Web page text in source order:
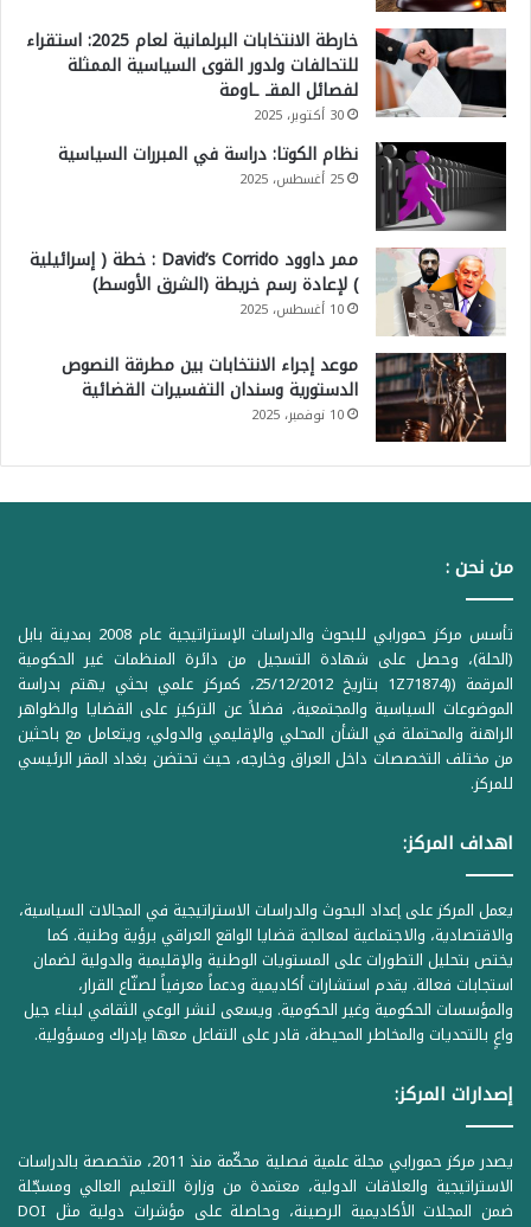
خارطة الانتخابات البرلمانية لعام 2025: استقراء
للتحالفات ولدور القوى السياسية الممثلة
لفصائل المقـ ـاومة
30 أكتوبر، 2025
نظام الكوتا: دراسة في المبررات السياسية
25 أغسطس، 2025
ممر داوود David’s Corrido : خطة ( إسرائيلية
) لإعادة رسم خريطة (الشرق الأوسط)
10 أغسطس، 2025
موعد إجراء الانتخابات بين مطرقة النصوص
الدستورية وسندان التفسيرات القضائية
10 نوفمبر، 2025
من نحن :
تأسس مركز حمورابي للبحوث والدراسات الإستراتيجية عام 2008 بمدينة بابل
(الحلة)، وحصل على شهادة التسجيل من دائرة المنظمات غير الحكومية
المرقمة ((1Z71874 بتاريخ 25/12/2012، كمركز علمي بحثي يهتم بدراسة
الموضوعات السياسية والمجتمعية، فضلاً عن التركيز على القضايا والظواهر
الراهنة والمحتملة في الشأن المحلي والإقليمي والدولي، ويتعامل مع باحثين
من مختلف التخصصات داخل العراق وخارجه، حيث تحتضن بغداد المقر الرئيسي
للمركز.
اهداف المركز:
يعمل المركز على إعداد البحوث والدراسات الاستراتيجية في المجالات السياسية،
والاقتصادية، والاجتماعية لمعالجة قضايا الواقع العراقي برؤية وطنية. كما
يختص بتحليل التطورات على المستويات الوطنية والإقليمية والدولية لضمان
استجابات فعالة. يقدم استشارات أكاديمية ودعماً معرفياً لصنّاع القرار،
والمؤسسات الحكومية وغير الحكومية. ويسعى لنشر الوعي الثقافي لبناء جيل
واعٍ بالتحديات والمخاطر المحيطة، قادر على التفاعل معها بإدراك ومسؤولية.
إصدارات المركز:
يصدر مركز حمورابي مجلة علمية فصلية محكّمة منذ 2011، متخصصة بالدراسات
الاستراتيجية والعلاقات الدولية، معتمدة من وزارة التعليم العالي ومسجّلة
ضمن المجلات الأكاديمية الرصينة، وحاصلة على مؤشرات دولية مثل DOI